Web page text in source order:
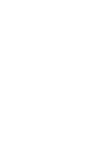
上
煙
浙
重